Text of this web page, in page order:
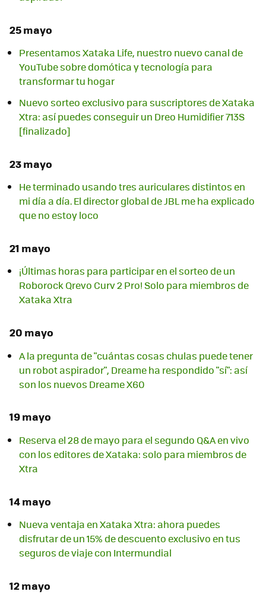
25 mayo
Presentamos Xataka Life, nuestro nuevo canal de
YouTube sobre domótica y tecnología para
transformar tu hogar
Nuevo sorteo exclusivo para suscriptores de Xataka
Xtra: así puedes conseguir un Dreo Humidifier 713S
[finalizado]
23 mayo
He terminado usando tres auriculares distintos en
mi día a día. El director global de JBL me ha explicado
que no estoy loco
21 mayo
¡Últimas horas para participar en el sorteo de un
Roborock Qrevo Curv 2 Pro! Solo para miembros de
Xataka Xtra
20 mayo
A la pregunta de "cuántas cosas chulas puede tener
un robot aspirador", Dreame ha respondido "sí": así
son los nuevos Dreame X60
19 mayo
Reserva el 28 de mayo para el segundo Q&A en vivo
con los editores de Xataka: solo para miembros de
Xtra
14 mayo
Nueva ventaja en Xataka Xtra: ahora puedes
disfrutar de un 15% de descuento exclusivo en tus
seguros de viaje con Intermundial
12 mayo